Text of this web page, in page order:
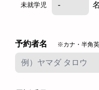
未就学児 名
予約者名 ※カナ・半角